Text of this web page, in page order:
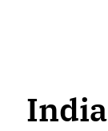
India